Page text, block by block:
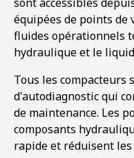
équipées de points de
fluides opérationnels
hydraulique et le
Tous les compacteurs
d'autodiagnostic qui
de maintenance. Les
composants
rapide et réduisent